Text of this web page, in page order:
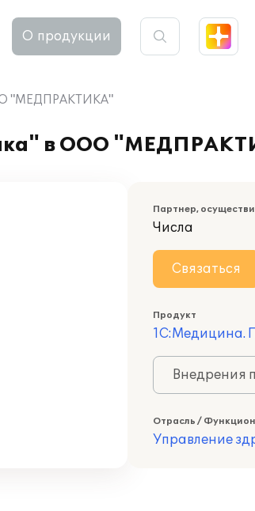
О продукции
"МЕДПРАКТИКА"
в ООО
Партнер,
Числа
Связаться
Продукт
1С:Медицина.
Внедрения
Отрасль /
Управление